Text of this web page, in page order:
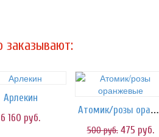
заказывают:
Арлекин
6 160 руб.
Атомик/розы оранжевые
500руб. 475 руб.